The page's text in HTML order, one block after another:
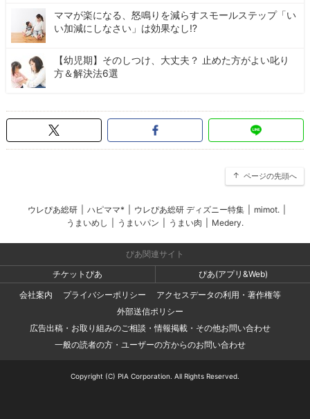
ママが楽になる、怒鳴りを減らすスモールステップ「い
い加減にしなさい」は効果なし⁉
【幼児期】そのしつけ、大丈夫？ 止めた方がよい叱り
方＆解決法6選
ページの先頭へ
ウレぴあ総研 ハピママ* ウレぴあ総研 ディズニー特集 mimot.
うまいめし
うまいパン うまい肉 Medery.
ぴあ関連サイト
チケットぴあ
ぴあ(アプリ&Web)
会社案内
プライバシーポリシー
アクセスデータの利用・著作権等
外部送信ポリシー
広告出稿・お取り組みのご相談・情報掲載・その他お問い合わせ
一般の読者の方・ユーザーの方からのお問い合わせ
Copyright (C) PIA Corporation. All Rights Reserved.